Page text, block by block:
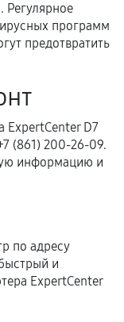
сроки и
отдельно и
влаги,
иное не
Регулярное
программ
предотвратить
D7
(861) 200-26-09.
информацию и
по адресу
и
ExpertCenter